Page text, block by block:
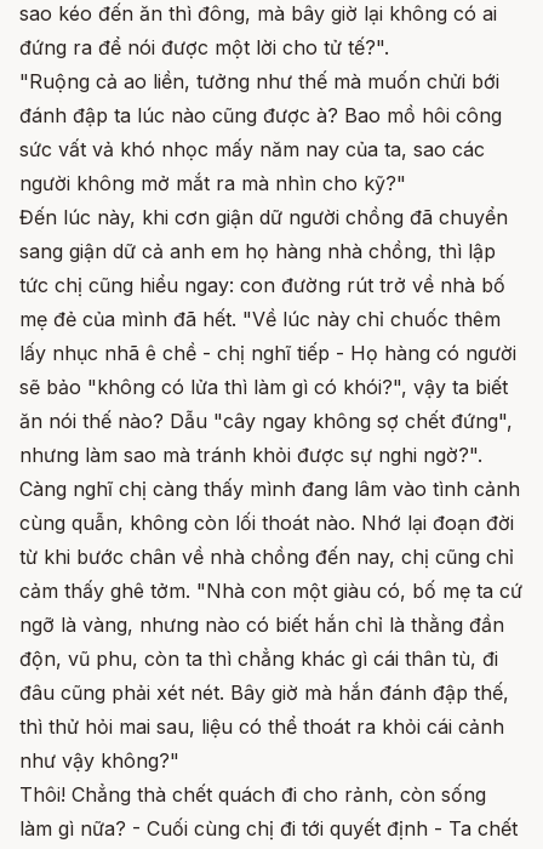
sao kéo đến ăn thì đông, mà bây giờ lại không có ai
đứng ra để nói được một lời cho tử tế?".
"Ruộng cả ao liền, tưởng như thế mà muốn chửi bới
đánh đập ta lúc nào cũng được à? Bao mồ hôi công
sức vất vả khó nhọc mấy năm nay của ta, sao các
người không mở mắt ra mà nhìn cho kỹ?"
Đến lúc này, khi cơn giận dữ người chồng đã chuyển
sang giận dữ cả anh em họ hàng nhà chồng, thì lập
tức chị cũng hiểu ngay: con đường rút trở về nhà bố
mẹ đẻ của mình đã hết. "Về lúc này chỉ chuốc thêm
lấy nhục nhã ê chề - chị nghĩ tiếp - Họ hàng có người
sẽ bảo "không có lửa thì làm gì có khói?", vậy ta biết
ăn nói thế nào? Dẫu "cây ngay không sợ chết đứng",
nhưng làm sao mà tránh khỏi được sự nghi ngờ?".
Càng nghĩ chị càng thấy mình đang lâm vào tình cảnh
cùng quẫn, không còn lối thoát nào. Nhớ lại đoạn đời
từ khi bước chân về nhà chồng đến nay, chị cũng chỉ
cảm thấy ghê tởm. "Nhà con một giàu có, bố mẹ ta cứ
ngỡ là vàng, nhưng nào có biết hắn chỉ là thằng đần
độn, vũ phu, còn ta thì chẳng khác gì cái thân tù, đi
đâu cũng phải xét nét. Bây giờ mà hắn đánh đập thế,
thì thử hỏi mai sau, liệu có thể thoát ra khỏi cái cảnh
như vậy không?"
Thôi! Chẳng thà chết quách đi cho rảnh, còn sống
làm gì nữa? - Cuối cùng chị đi tới quyết định - Ta chết